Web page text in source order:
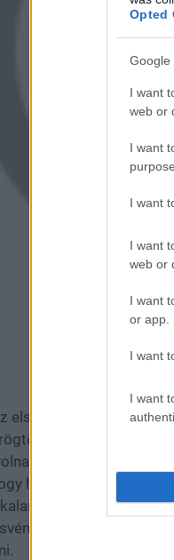
Opted
Google
I want
web or
I want
I want
I want
web or
I want
or app.
I want
I want
első felvonás
az induláskor
inkább a debütáló
ha még nem tetted,
Már csak
mész tovább,